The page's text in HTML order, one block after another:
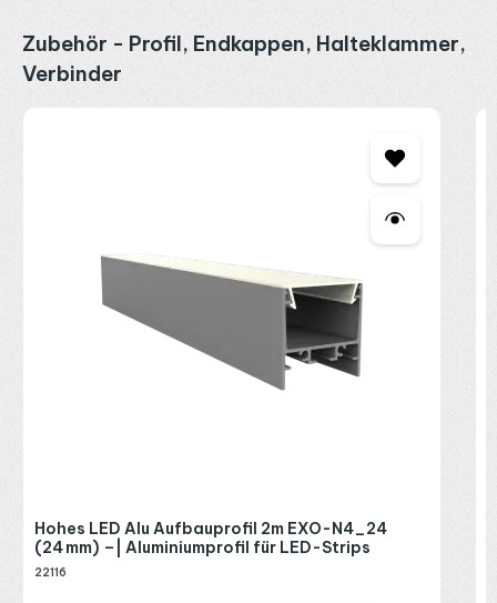
Produktgalerie überspringen
Zubehör - Profil, Endkappen, Halteklammer,
Verbinder
Hohes LED Alu Aufbauprofil 2m EXO-N4_24
(24 mm) –| Aluminiumprofil für LED-Strips
22116